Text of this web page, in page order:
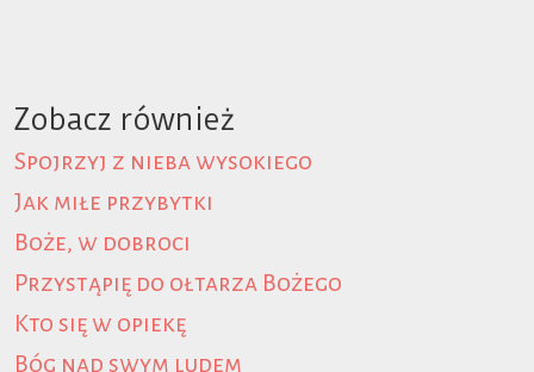
Zobacz również
Spojrzyj z nieba wysokiego
Jak miłe przybytki
Boże, w dobroci
Przystąpię do ołtarza Bożego
Kto się w opiekę
Bóg nad swym ludem